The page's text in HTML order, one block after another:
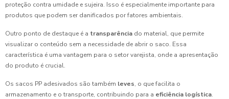
proteção contra umidade e sujeira. Isso é especialmente importante para
produtos que podem ser danificados por fatores ambientais.
Outro ponto de destaque é a transparência do material, que permite
visualizar o conteúdo sem a necessidade de abrir o saco. Essa
característica é uma vantagem para o setor varejista, onde a apresentação
do produto é crucial.
Os sacos PP adesivados são também leves, o que facilita o
armazenamento e o transporte, contribuindo para a eficiência logística.